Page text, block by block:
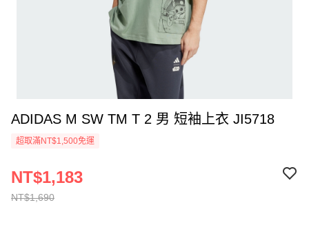
ADIDAS M SW TM T 2 男 短袖上衣 JI5718
超取滿NT$1,500免運
NT$1,690
NT$1,183